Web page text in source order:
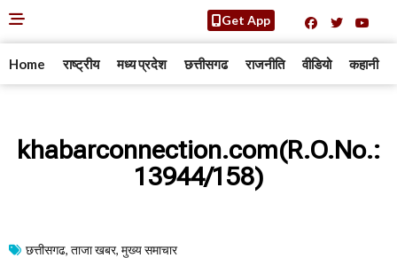
Get App
Home राष्ट्रीय मध्य प्रदेश छत्तीसगढ राजनीति वीडियो कहानी
khabarconnection.com(R.O.No.:
13944/158)
छत्तीसगढ, ताजा खबर, मुख्य समाचार​